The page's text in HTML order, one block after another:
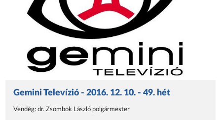
Gemini Televízió - 2016. 12. 10. - 49. hét
Vendég: dr. Zsombok László polgármester